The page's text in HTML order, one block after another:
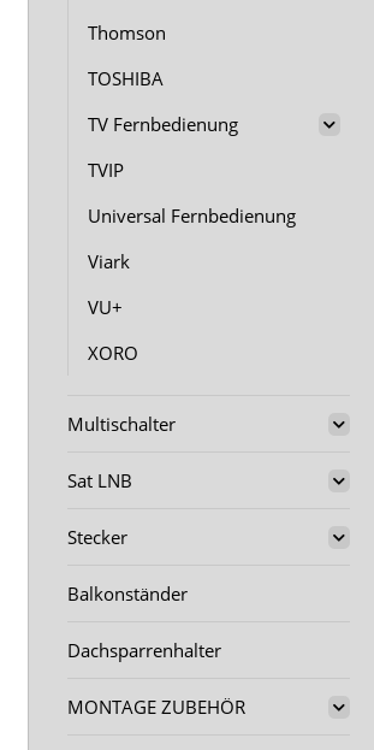
Thomson
TOSHIBA
TV Fernbedienung
TVIP
Universal Fernbedienung
Viark
VU+
XORO
Multischalter
Sat LNB
Stecker
Balkonständer
Dachsparrenhalter
MONTAGE ZUBEHÖR